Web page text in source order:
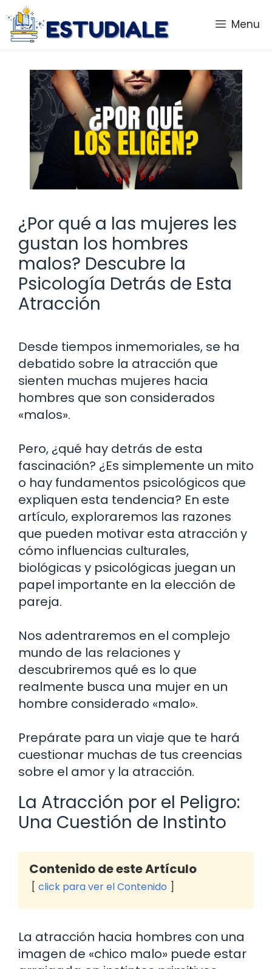
Saltar
al
contenido
Menu
¿Por qué a las mujeres les
gustan los hombres
malos? Descubre la
Psicología Detrás de Esta
Atracción
Desde tiempos inmemoriales, se ha
debatido sobre la atracción que
sienten muchas mujeres hacia
hombres que son considerados
«malos».
Pero, ¿qué hay detrás de esta
fascinación? ¿Es simplemente un mito
o hay fundamentos psicológicos que
expliquen esta tendencia? En este
artículo, exploraremos las razones
que pueden motivar esta atracción y
cómo influencias culturales,
biológicas y psicológicas juegan un
papel importante en la elección de
pareja.
Nos adentraremos en el complejo
mundo de las relaciones y
descubriremos qué es lo que
realmente busca una mujer en un
hombre considerado «malo».
Prepárate para un viaje que te hará
cuestionar muchas de tus creencias
sobre el amor y la atracción.
La Atracción por el Peligro:
Una Cuestión de Instinto
Contenido de este Artículo
click para ver el Contenido
La atracción hacia hombres con una
imagen de «chico malo» puede estar